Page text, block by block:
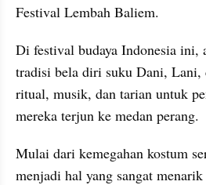
Festival Lembah Baliem.
Di festival budaya Indonesia ini,
tradisi bela diri suku Dani, Lani,
ritual, musik, dan tarian untuk
mereka terjun ke medan perang.
Mulai dari kemegahan kostum
menjadi hal yang sangat